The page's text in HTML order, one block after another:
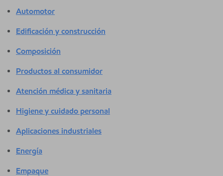
Automotor
Edificación y construcción
Composición
Productos al consumidor
Atención médica y sanitaria
Higiene y cuidado personal
Aplicaciones industriales
Energía
Empaque